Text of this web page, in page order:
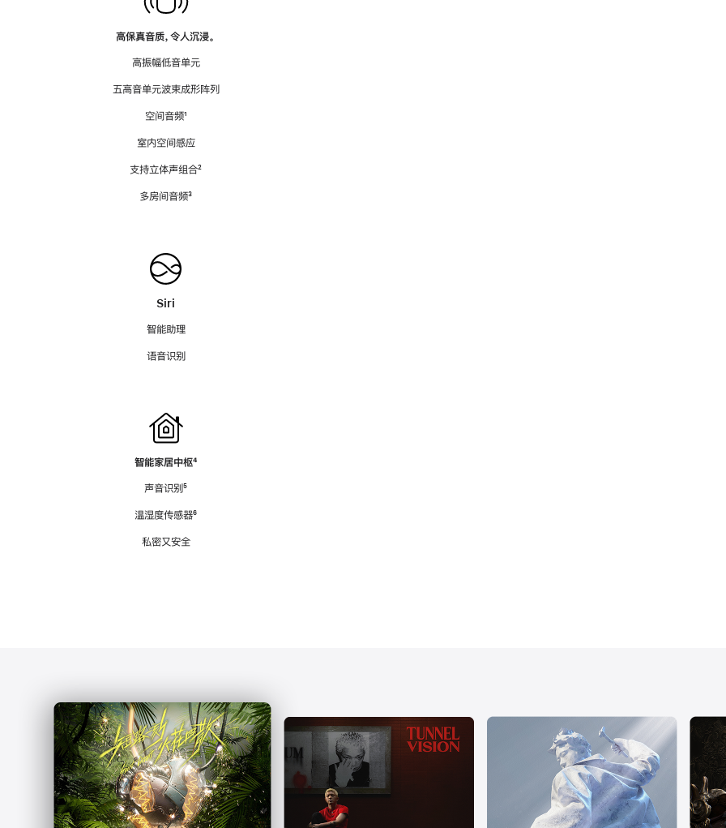
高保真音质，令人沉浸。
高振幅低音单元
五高音单元波束成形阵列
空间音频脚
¹
室内空间感应
支持立体声组合脚
²
多房间音频脚
³
Siri
智能助理
语音识别
智能家居中枢脚
⁴
声音识别脚
⁵
温湿度传感器脚
⁶
私密又安全